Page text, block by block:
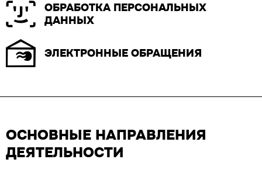
ОБРАБОТКА ПЕРСОНАЛЬНЫХ
ДАННЫХ
ЭЛЕКТРОННЫЕ ОБРАЩЕНИЯ
ОСНОВНЫЕ НАПРАВЛЕНИЯ
ДЕЯТЕЛЬНОСТИ